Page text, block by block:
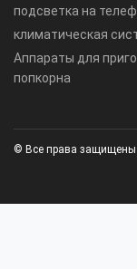
подсветка на
климатическая
Аппараты для
попкорна
© Все права защищены